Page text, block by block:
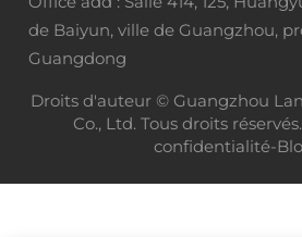
de Baiyun, ville de Guangzhou,
Guangdong
Droits d'auteur © Guangzhou
Co., Ltd. Tous droits
confidentialité-